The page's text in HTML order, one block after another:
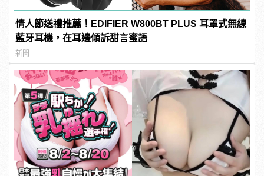
情人節送禮推薦！EDIFIER W800BT PLUS 耳罩式無線
藍牙耳機，在耳邊傾訴甜言蜜語
新聞